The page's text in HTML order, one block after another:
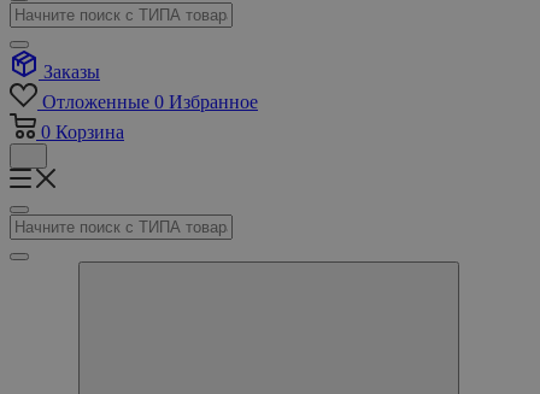
Заказы
Отложенные 0 Избранное
0 Корзина